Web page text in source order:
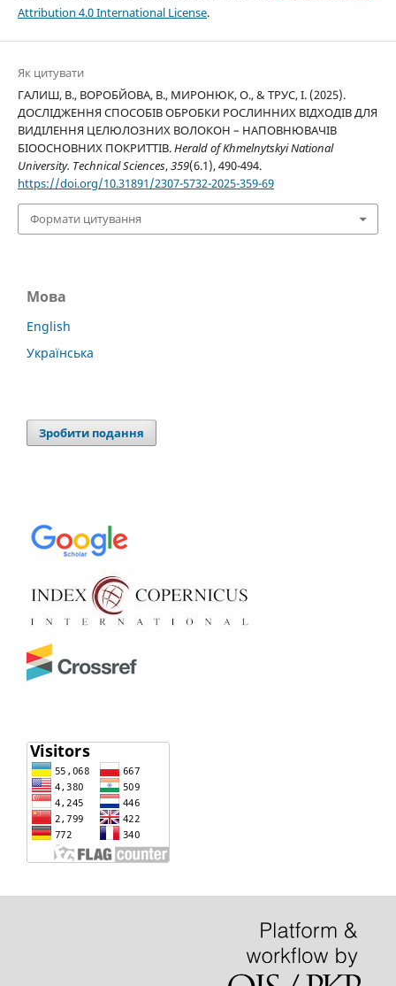
Attribution 4.0 International License.
Як цитувати
ГАЛИШ, В., ВОРОБЙОВА, В., МИРОНЮК, О., & ТРУС, І. (2025).
ДОСЛІДЖЕННЯ СПОСОБІВ ОБРОБКИ РОСЛИННИХ ВІДХОДІВ ДЛЯ
ВИДІЛЕННЯ ЦЕЛЮЛОЗНИХ ВОЛОКОН – НАПОВНЮВАЧІВ
БІООСНОВНИХ ПОКРИТТІВ.Herald of Khmelnytskyi National
University. Technical Sciences,359(6.1), 490-494.
https://doi.org/10.31891/2307-5732-2025-359-69
Формати цитування
Мова
English
Українська
Зробити подання